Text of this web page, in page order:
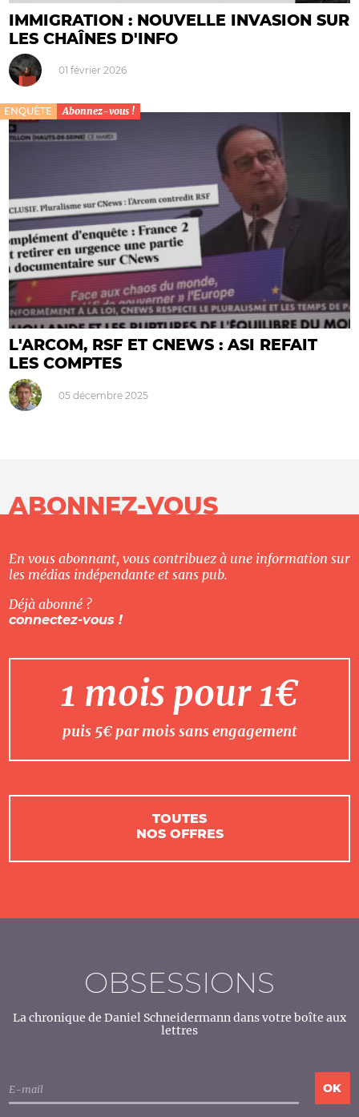
IMMIGRATION : NOUVELLE INVASION SUR
LES CHAÎNES D'INFO
01 février 2026
ENQUÊTE Abonnez-vous !
L'ARCOM, RSF ET CNEWS : ASI REFAIT
LES COMPTES
05 décembre 2025
ABONNEZ-VOUS
En vous abonnant, vous contribuez à une information sur
les médias indépendante et sans pub.
Déjà abonné ?
connectez-vous !
1 mois pour 1€
puis 5€ par mois sans engagement
TOUTES
NOS OFFRES
OBSESSIONS
La chronique de Daniel Schneidermann dans votre boîte aux
lettres